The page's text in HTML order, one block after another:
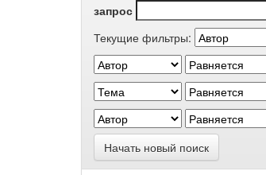
запрос
Текущие фильтры:
Начать новый поиск